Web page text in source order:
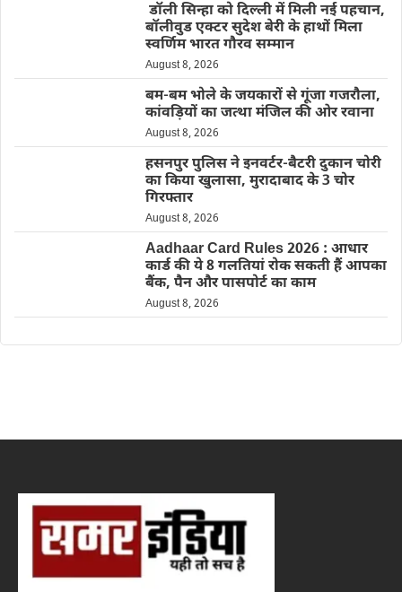
डॉली सिन्हा को दिल्ली में मिली नई पहचान,
बॉलीवुड एक्टर सुदेश बेरी के हाथों मिला
स्वर्णिम भारत गौरव सम्मान
August 8, 2026
बम-बम भोले के जयकारों से गूंजा गजरौला,
कांवड़ियों का जत्था मंजिल की ओर रवाना
August 8, 2026
हसनपुर पुलिस ने इनवर्टर-बैटरी दुकान चोरी
का किया खुलासा, मुरादाबाद के 3 चोर
गिरफ्तार
August 8, 2026
Aadhaar Card Rules 2026 : आधार
कार्ड की ये 8 गलतियां रोक सकती हैं आपका
बैंक, पैन और पासपोर्ट का काम
August 8, 2026